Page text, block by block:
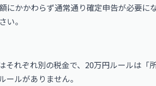
にかかわらず通常通り確定申告が必要に
い。
それぞれ別の税金で、20万円ルールは「
ルがありません。